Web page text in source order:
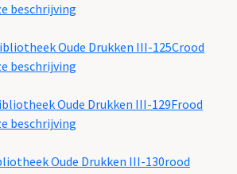
beschrijving
Oude Drukken III-125Crood
beschrijving
Oude Drukken III-129Frood
beschrijving
Oude Drukken III-130rood